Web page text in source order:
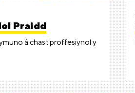
Praidd
â chast proffesiynol y